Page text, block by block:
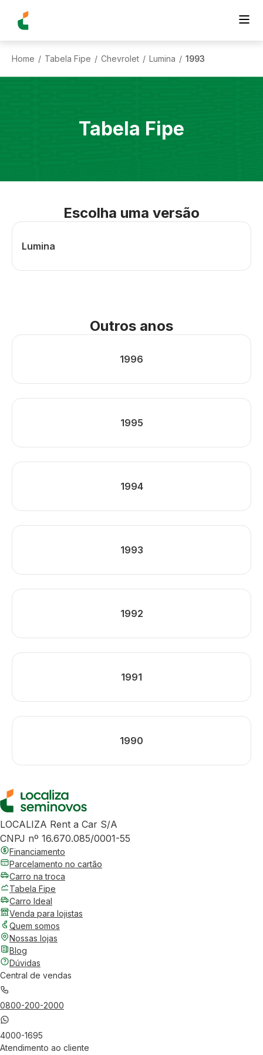
Home / Tabela Fipe / Chevrolet / Lumina / 1993
Tabela Fipe
Escolha uma versão
Lumina
Outros anos
1996
1995
1994
1993
1992
1991
1990
LOCALIZA Rent a Car S/A
CNPJ nº 16.670.085/0001-55
Financiamento
Parcelamento no cartão
Carro na troca
Tabela Fipe
Carro Ideal
Venda para lojistas
Quem somos
Nossas lojas
Blog
Dúvidas
Central de vendas
0800-200-2000
4000-1695
Atendimento ao cliente